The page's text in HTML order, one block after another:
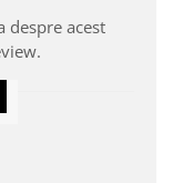
despre acest